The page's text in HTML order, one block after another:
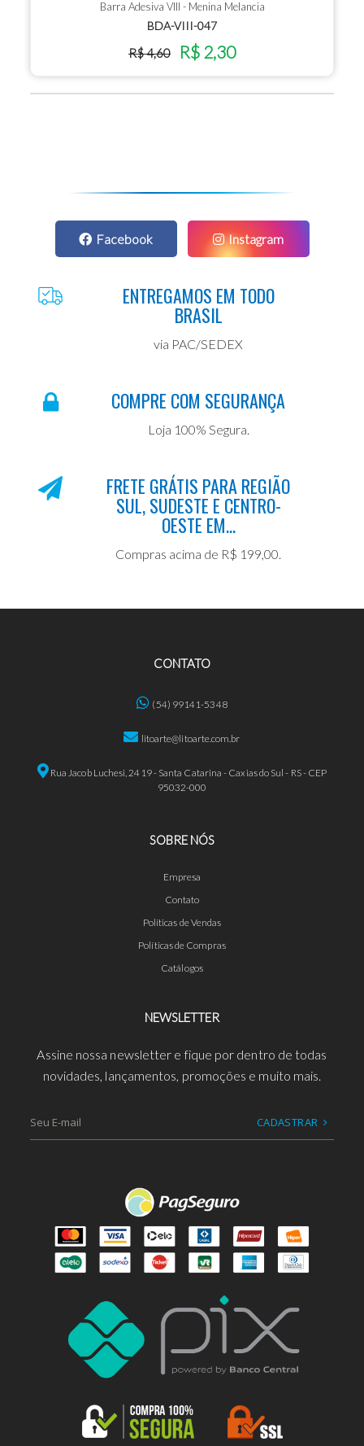
Barra Adesiva VIII - Menina Melancia
BDA-VIII-047
R$ 4,60 R$ 2,30
Facebook Instagram
ENTREGAMOS EM TODO
BRASIL
via PAC/SEDEX
COMPRE COM SEGURANÇA
Loja 100% Segura.
FRETE GRÁTIS PARA REGIÃO
SUL, SUDESTE E CENTRO-
OESTE EM...
Compras acima de R$ 199,00.
CONTATO
(54) 99141-5348
litoarte@litoarte.com.br
Rua Jacob Luchesi, 2419 - Santa Catarina - Caxias do Sul - RS - CEP
95032-000
SOBRE NÓS
Empresa
Contato
Políticas de Vendas
Políticas de Compras
Catálogos
NEWSLETTER
Assine nossa newsletter e fique por dentro de todas
novidades, lançamentos, promoções e muito mais.
CADASTRAR